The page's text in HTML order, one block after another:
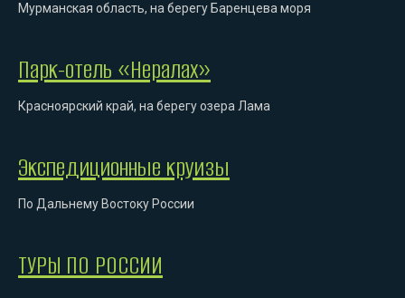
Мурманская область, на берегу Баренцева моря
Парк-отель «Нералах»
Красноярский край, на берегу озера Лама
Экспедиционные круизы
По Дальнему Востоку России
ТУРЫ ПО РОССИИ